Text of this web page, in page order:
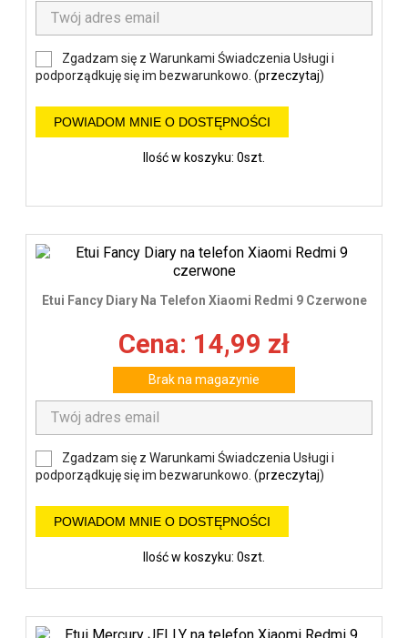
Zgadzam się z Warunkami Świadczenia Usługi i
podporządkuję się im bezwarunkowo. (przeczytaj)
POWIADOM MNIE O DOSTĘPNOŚCI
Ilość w koszyku: 0szt.
Etui Fancy Diary Na Telefon Xiaomi Redmi 9 Czerwone
Cena: 14,99 zł
Brak na magazynie
Zgadzam się z Warunkami Świadczenia Usługi i
podporządkuję się im bezwarunkowo. (przeczytaj)
POWIADOM MNIE O DOSTĘPNOŚCI
Ilość w koszyku: 0szt.